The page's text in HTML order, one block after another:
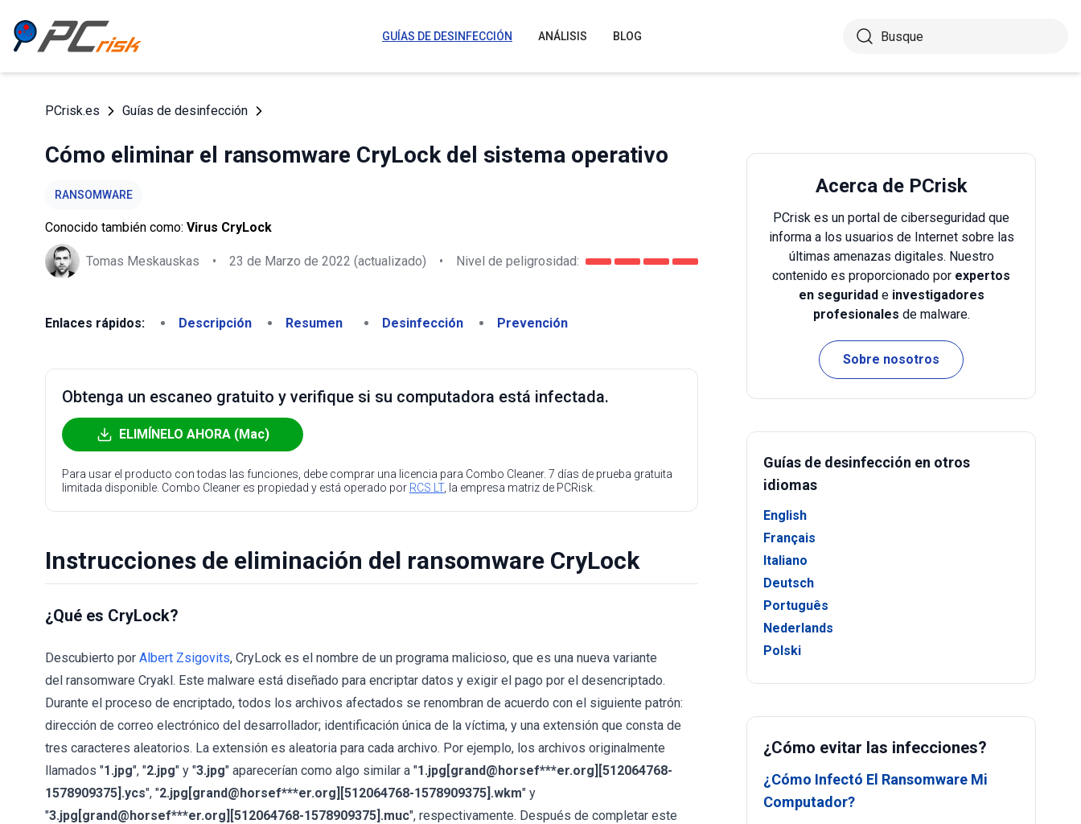
GUÍAS DE DESINFECCIÓN ANÁLISIS BLOG
PCrisk.es Guías de desinfección
Cómo eliminar el ransomware CryLock del sistema operativo
RANSOMWARE
Conocido también como: Virus CryLock
Tomas Meskauskas • 23 de Marzo de 2022 (actualizado) • Nivel de peligrosidad:
Enlaces rápidos: Descripción Resumen Desinfección Prevención
Obtenga un escaneo gratuito y verifique si su computadora está infectada.
ELIMÍNELO AHORA (Mac)
Para usar el producto con todas las funciones, debe comprar una licencia para Combo Cleaner. 7 días de prueba gratuita
limitada disponible. Combo Cleaner es propiedad y está operado por RCS LT, la empresa matriz de PCRisk.
Instrucciones de eliminación del ransomware CryLock
¿Qué es CryLock?
Descubierto por Albert Zsigovits, CryLock es el nombre de un programa malicioso, que es una nueva variante
del ransomware Cryakl. Este malware está diseñado para encriptar datos y exigir el pago por el desencriptado.
Durante el proceso de encriptado, todos los archivos afectados se renombran de acuerdo con el siguiente patrón:
dirección de correo electrónico del desarrollador; identificación única de la víctima, y una extensión que consta de
tres caracteres aleatorios. La extensión es aleatoria para cada archivo. Por ejemplo, los archivos originalmente
llamados "1.jpg", "2.jpg" y "3.jpg" aparecerían como algo similar a "1.jpg[grand@horsef***er.org][512064768-
1578909375].ycs", "2.jpg[grand@horsef***er.org][512064768-1578909375].wkm" y
"3.jpg[grand@horsef***er.org][512064768-1578909375].muc", respectivamente. Después de completar este
Acerca de PCrisk
PCrisk es un portal de ciberseguridad que
informa a los usuarios de Internet sobre las
últimas amenazas digitales. Nuestro
contenido es proporcionado por expertos
en seguridade investigadores
profesionales de malware.
Sobre nosotros
Guías de desinfección en otros
idiomas
English
Français
Italiano
Deutsch
Português
Nederlands
Polski
¿Cómo evitar las infecciones?
¿Cómo Infectó El Ransomware Mi
Computador?